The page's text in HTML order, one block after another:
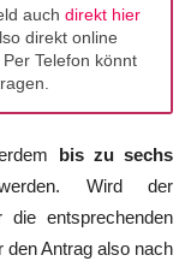
auch direkt hier
direkt online
Telefon könnt
bis zu sechs
Wird der
die entsprechenden
den Antrag also nach